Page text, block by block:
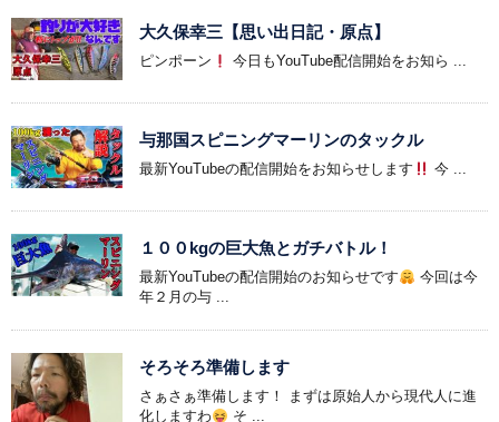
大久保幸三【思い出日記・原点】
ピンポーン 今日もYouTube配信開始をお知ら ...
与那国スピニングマーリンのタックル
最新YouTubeの配信開始をお知らせします 今 ...
１００kgの巨大魚とガチバトル！
最新YouTubeの配信開始のお知らせです
今回は今
年２月の与 ...
そろそろ準備します
さぁさぁ準備します！ まずは原始人から現代人に進
化しますわ
そ ...